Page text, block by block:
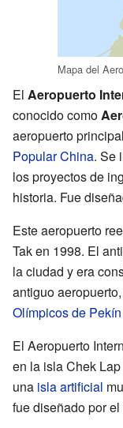
Mapa del
El Aeropuerto
conocido como
aeropuerto
Popular China. Se
los proyectos de
historia. Fue
Este aeropuerto
Tak en 1998. El
la ciudad y era
antiguo
Olímpicos de
El Aeropuerto
en la isla Chek
una isla artificial
fue diseñado por